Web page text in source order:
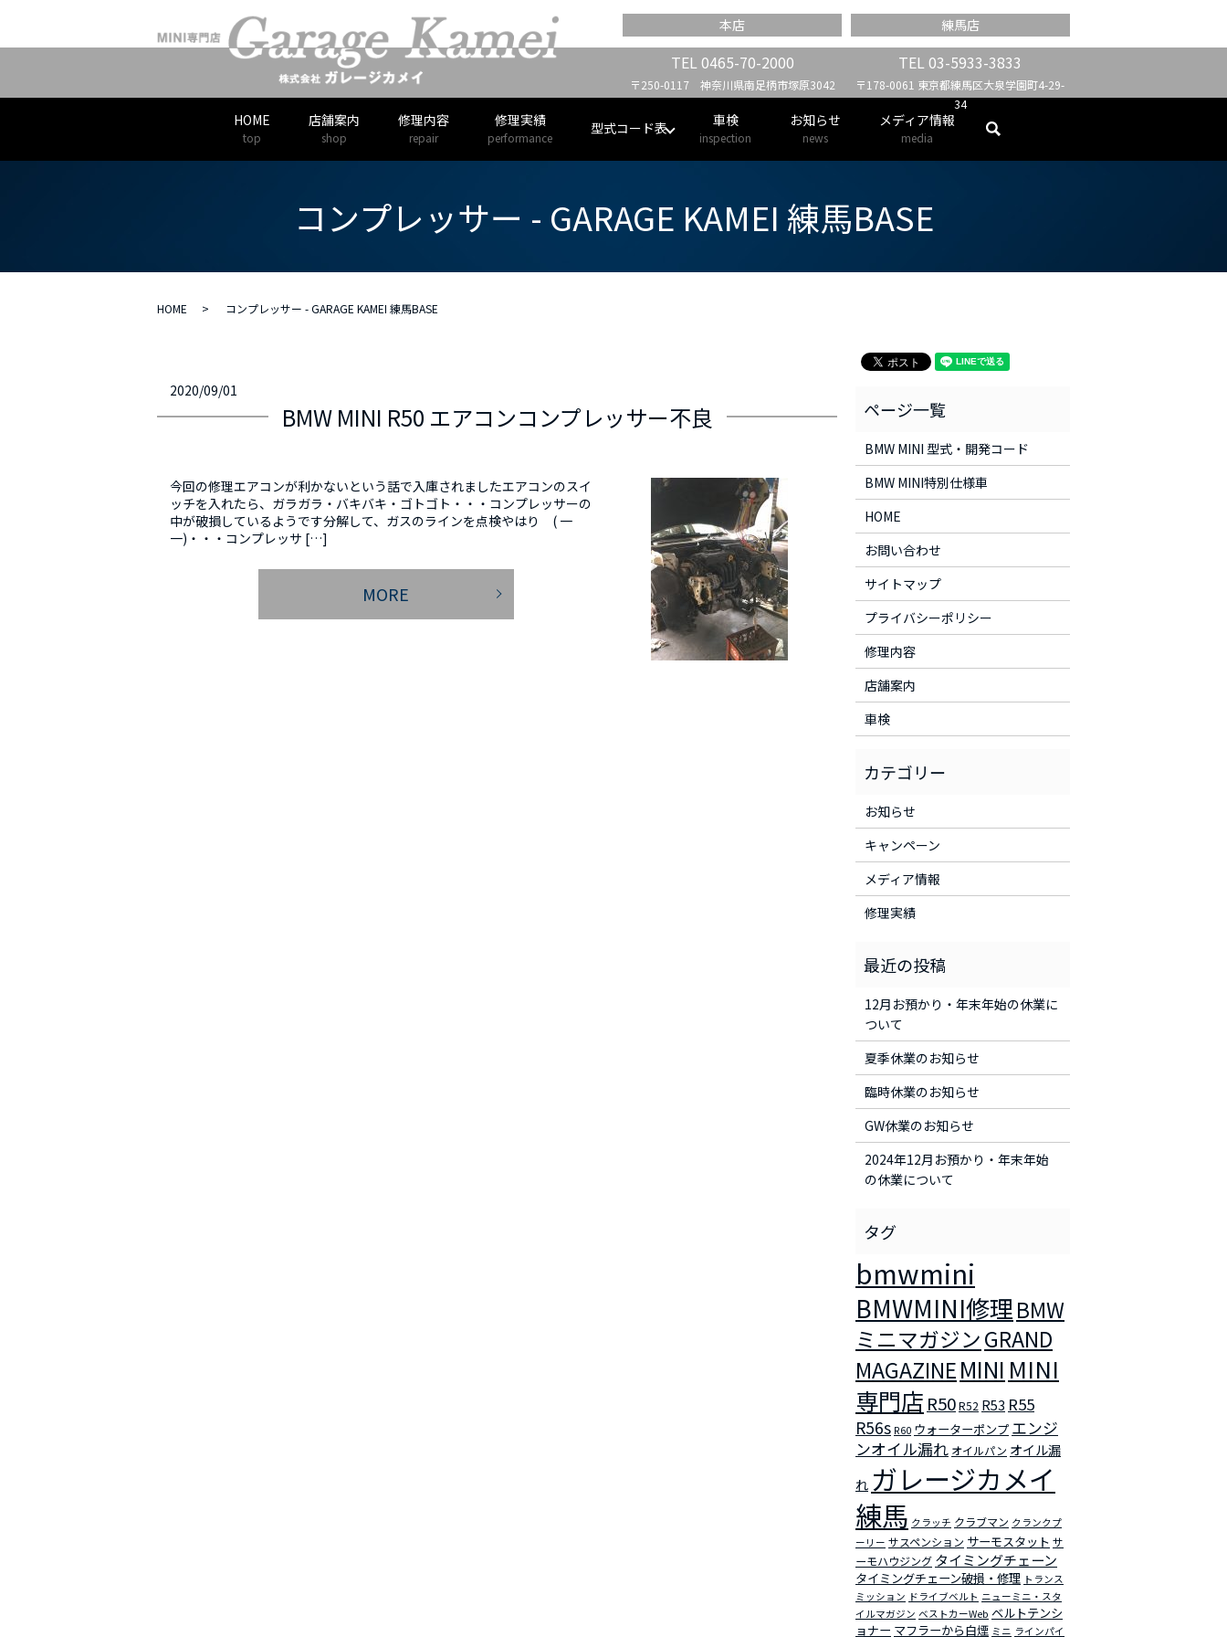
練馬店
TEL03-5933-3833
〒178-0061 東京都練馬区大泉学園町4-29-
34
本店
TEL0465-70-2000
〒250-0117 神奈川県南足柄市塚原3042
HOME
top
店舗案内
shop
修理内容
repair
修理実績
performance
型式コード表 車検
inspection
お知らせ
news
メディア情報
media search
コンプレッサー - GARAGE KAMEI 練馬BASE
HOME コンプレッサー - GARAGE KAMEI 練馬BASE
2020/09/01
BMW MINI R50 エアコンコンプレッサー不良
今回の修理エアコンが利かないという話で入庫されましたエアコンのスイ
ッチを入れたら、ガラガラ・バキバキ・ゴトゴト・・・コンプレッサーの
中が破損しているようです分解して、ガスのラインを点検やはり ( 一
一)・・・コンプレッサ […]
MORE
BMW MINI 型式・開発コード
BMW MINI特別仕様車
HOME
お問い合わせ
サイトマップ
プライバシーポリシー
修理内容
店舗案内
車検
お知らせ
キャンペーン
メディア情報
修理実績
12月お預かり・年末年始の休業に
ついて
夏季休業のお知らせ
臨時休業のお知らせ
GW休業のお知らせ
2024年12月お預かり・年末年始
の休業について
bmwmini
BMWMINI修理BMW
ミニマガジンGRAND
MAGAZINEMINI MINI
専門店 R50R52 R53 R55
R56s R60 ウォーターポンプ エンジ
ンオイル漏れ オイルパン オイル漏
れ ガレージカメイ
練馬 クラッチ クラブマン クランクプ
ーリー サスペンション サーモスタット サ
ーモハウジング タイミングチェーン
タイミングチェーン破損・修理 トランス
ミッション ドライブベルト ニューミニ・スタ
イルマガジン ベストカーWeb ベルトテンシ
ョナー マフラーから白煙 ミニ ラインパイ